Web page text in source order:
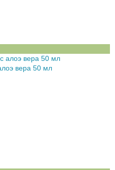
вера 50 мл